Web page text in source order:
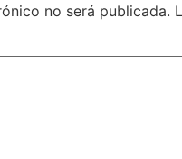
no será publicada.